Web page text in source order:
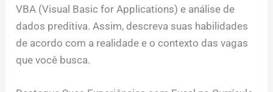
VBA (Visual Basic for Applications) e análise de
dados preditiva. Assim, descreva suas habilidades
de acordo com a realidade e o contexto das vagas
que você busca.